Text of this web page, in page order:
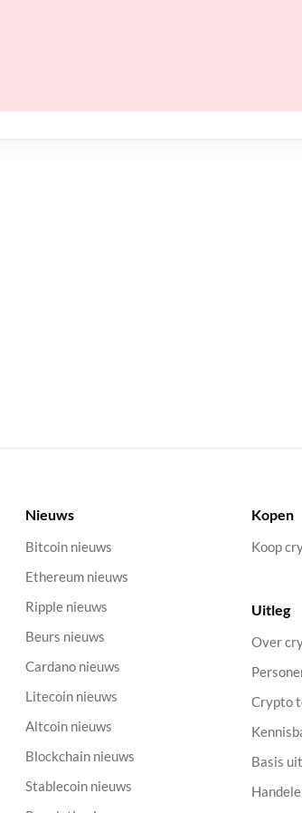
Nieuws
Bitcoin nieuws
Ethereum nieuws
Ripple nieuws
Beurs nieuws
Cardano nieuws
Litecoin nieuws
Altcoin nieuws
Blockchain nieuws
Stablecoin nieuws
Kopen
Koop
Uitleg
Over
Crypto
Basis